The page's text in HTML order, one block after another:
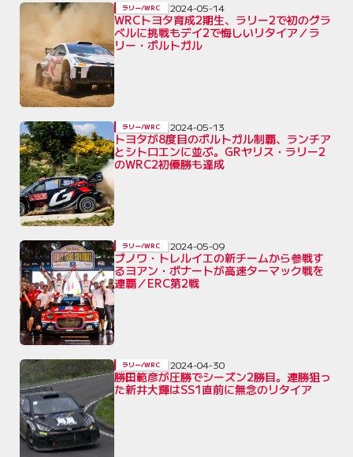
WRCトヨタ育成2期生、ラリー2で初のグラ
ベルに挑戦もデイ2で悔しいリタイア／ラ
リー・ポルトガル
ラリー/WRC 2024-05-14
トヨタが8度目のポルトガル制覇、ランチア
とシトロエンに並ぶ。GRヤリス・ラリー2
のWRC2初優勝も達成
ラリー/WRC 2024-05-13
ブノワ・トレルイエの新チームから参戦す
るヨアン・ボナートが高速ターマック戦を
連覇／ERC第2戦
ラリー/WRC 2024-05-09
勝田範彦が圧勝でシーズン2勝目。連勝狙っ
た新井大輝はSS1直前に無念のリタイア
ラリー/WRC 2024-04-30